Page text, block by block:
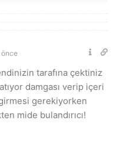
önce
tarafına çektiniz
damgası verip içeri
girmesi gerekiyorken
mide bulandırıcı!